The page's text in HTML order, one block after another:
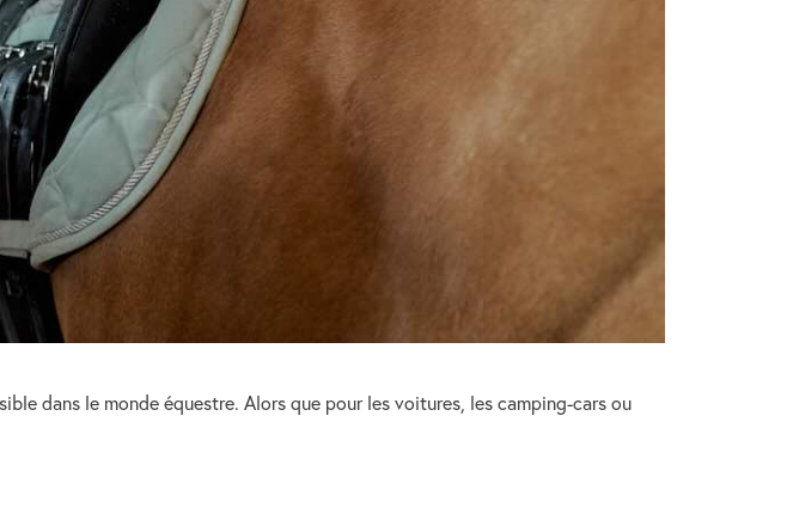
dans le monde équestre. Alors que pour les voitures, les camping-cars ou